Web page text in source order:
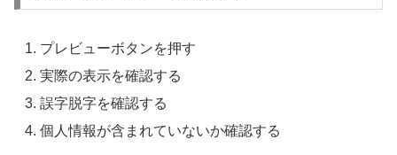
プレビューボタンを押す
実際の表示を確認する
誤字脱字を確認する
個人情報が含まれていないか確認する